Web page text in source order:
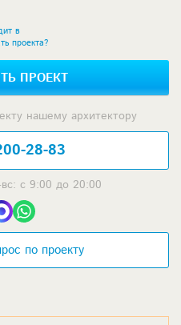
в
проекта?
ПРОЕКТ
нашему архитектору
28-83
с 9:00 до 20:00
по проекту